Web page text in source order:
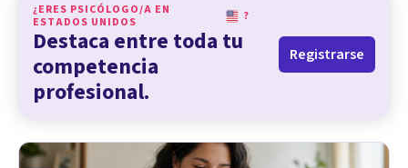
¿ERES PSICÓLOGO/A EN
ESTADOS UNIDOS
?
Destaca entre toda tu
competencia
profesional.
Registrarse